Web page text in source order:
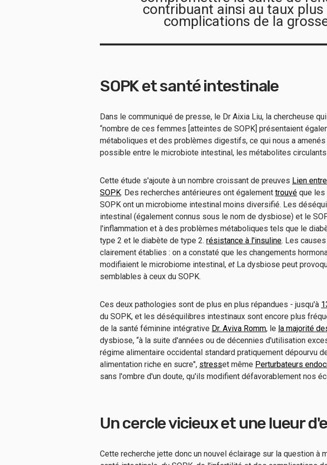
contribuant ainsi au taux plus
complications de la
SOPK et santé intestinale
Dans le communiqué de presse, le Dr Aixia Liu, la chercheuse
“nombre de ces femmes [atteintes de SOPK] présentaient
métaboliques et des problèmes digestifs, ce qui nous a
possible entre le microbiote intestinal, les métabolites circulants
Cette étude s'ajoute à un nombre croissant de preuves Lien
SOPK. Des recherches antérieures ont également trouvé que
SOPK ont un microbiome intestinal moins diversifié. Les
intestinal (également connus sous le nom de dysbiose) et le
l'inflammation et à des problèmes métaboliques tels que le
type 2 et le diabète de type 2. résistance à l'insuline. Les
clairement établies : on a constaté que les changements
modifiaient le microbiome intestinal, et La dysbiose peut
semblables à ceux du SOPK.
Ces deux pathologies sont de plus en plus répandues - jusqu'à
du SOPK, et les déséquilibres intestinaux sont encore plus
de la santé féminine intégrative Dr. Aviva Romm, le la majorité
dysbiose, “à la suite d'années ou de décennies d'utilisation
régime alimentaire occidental standard pratiquement dépourvu
alimentation riche en sucre", stresset même Perturbateurs
sans l'ombre d'un doute, qu'ils modifient défavorablement nos
Un cercle vicieux et une lueur
Cette recherche jette donc un nouvel éclairage sur la question à